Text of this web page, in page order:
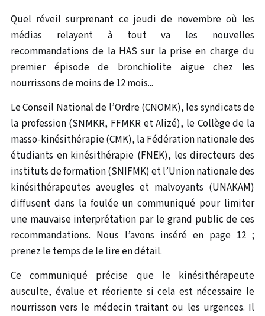
Quel réveil surprenant ce jeudi de novembre où les
médias relayent à tout va les nouvelles
recommandations de la HAS sur la prise en charge du
premier épisode de bronchiolite aiguë chez les
nourrissons de moins de 12 mois...
Le Conseil National de l’Ordre (CNOMK), les syndicats de
la profession (SNMKR, FFMKR et Alizé), le Collège de la
masso-kinésithérapie (CMK), la Fédération nationale des
étudiants en kinésithérapie (FNEK), les directeurs des
instituts de formation (SNIFMK) et l’Union nationale des
kinésithérapeutes aveugles et malvoyants (UNAKAM)
diffusent dans la foulée un communiqué pour limiter
une mauvaise interprétation par le grand public de ces
recommandations. Nous l’avons inséré en page 12 ;
prenez le temps de le lire en détail.
Ce communiqué précise que le kinésithérapeute
ausculte, évalue et réoriente si cela est nécessaire le
nourrisson vers le médecin traitant ou les urgences. Il